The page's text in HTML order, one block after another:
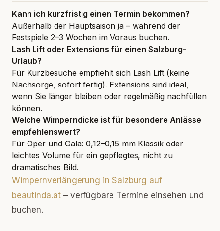
Kann ich kurzfristig einen Termin bekommen?
Außerhalb der Hauptsaison ja – während der
Festspiele 2–3 Wochen im Voraus buchen.
Lash Lift oder Extensions für einen Salzburg-
Urlaub?
Für Kurzbesuche empfiehlt sich Lash Lift (keine
Nachsorge, sofort fertig). Extensions sind ideal,
wenn Sie länger bleiben oder regelmäßig nachfüllen
können.
Welche Wimperndicke ist für besondere Anlässe
empfehlenswert?
Für Oper und Gala: 0,12–0,15 mm Klassik oder
leichtes Volume für ein gepflegtes, nicht zu
dramatisches Bild.
Wimpernverlängerung in Salzburg auf
beautinda.at – verfügbare Termine einsehen und
buchen.